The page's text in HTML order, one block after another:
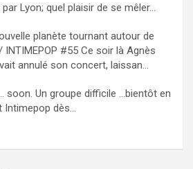
Lyon; quel plaisir de se mêler...
planète tournant autour de
INTIMEPOP #55 Ce soir là Agnès
annulé son concert, laissan...
soon. Un groupe difficile ...bientôt en
Intimepop dès...